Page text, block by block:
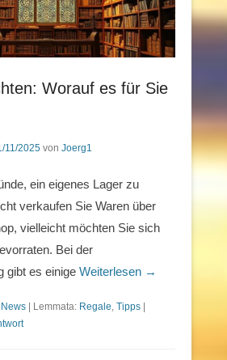
Worauf es für Sie
11/2025 von Joerg1
ein eigenes Lager zu
verkaufen Sie Waren über
vielleicht möchten Sie sich
Bei der
gibt es einige Weiterlesen →
News | Lemmata: Regale Tipps |